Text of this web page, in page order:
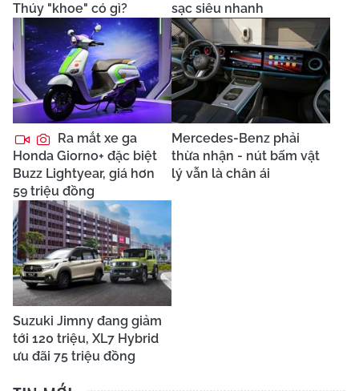
Thúy "khoe" có gì?
sạc siêu nhanh
Ra mắt xe ga
Honda Giorno+ đặc biệt
Buzz Lightyear, giá hơn
59 triệu đồng
Mercedes-Benz phải
thừa nhận - nút bấm vật
lý vẫn là chân ái
Suzuki Jimny đang giảm
tới 120 triệu, XL7 Hybrid
ưu đãi 75 triệu đồng